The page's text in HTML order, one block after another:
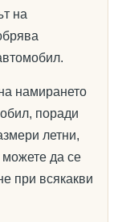
на
намирането
поради
летни,
можете да се
при всякакви